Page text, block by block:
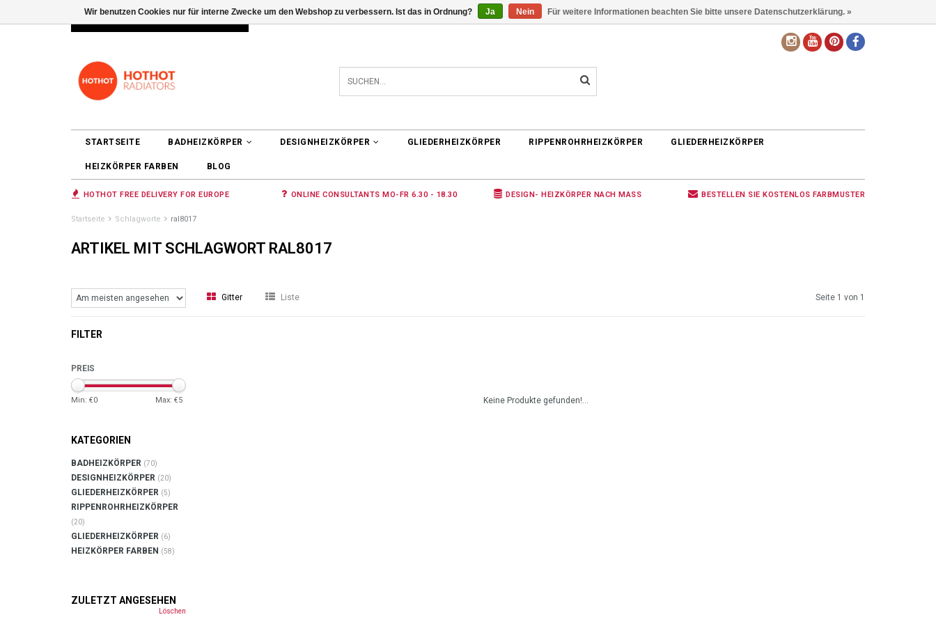
INFO@RADIATORS.SHOP ANMELDEN 0 ARTIKEL €0,00 DE
STARTSEITE BADHEIZKÖRPER DESIGNHEIZKÖRPER GLIEDERHEIZKÖRPER RIPPENROHRHEIZKÖRPER GLIEDERHEIZKÖRPER
HEIZKÖRPER FARBEN BLOG
HOTHOT FREE DELIVERY FOR EUROPE ONLINE CONSULTANTS MO-FR 6.30 - 18.30 DESIGN- HEIZKÖRPER NACH MASS BESTELLEN SIE KOSTENLOS FARBMUSTER
Startseite Schlagworte ral8017
ARTIKEL MIT SCHLAGWORT RAL8017
Gitter Liste Seite 1 von 1
FILTER
PREIS
Min: €0 Max: €5
KATEGORIEN
BADHEIZKÖRPER (70)
DESIGNHEIZKÖRPER (20)
GLIEDERHEIZKÖRPER (5)
RIPPENROHRHEIZKÖRPER
(20)
GLIEDERHEIZKÖRPER (6)
HEIZKÖRPER FARBEN (58)
ZULETZT ANGESEHEN
Löschen
Keine Produkte gefunden!...
Wir benutzen Cookies nur für interne Zwecke um den Webshop zu verbessern. Ist das in Ordnung? Ja Nein Für weitere Informationen beachten Sie bitte unsere Datenschutzerklärung. »